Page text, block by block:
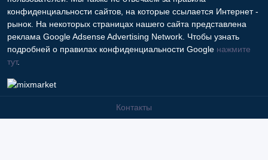
конфиденциальности сайтов, на которые ссылается Интернет -
рынок. На некоторых страницах нашего сайта представлена
реклама Google Adsense Advertising Network. Чтобы узнать
подробней о правилах конфиденциальности Google нажмите
тут.
Контакты